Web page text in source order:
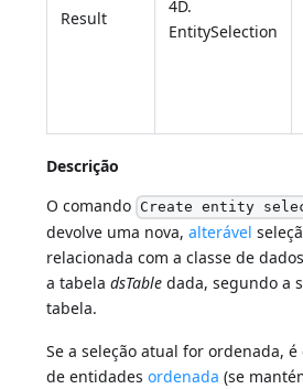
Result
4D.
EntitySelection
Descrição
O comando Create entity
devolve uma nova,alterável
relacionada com a classe de
a tabeladsTable dada, segundo a
tabela.
Se a seleção atual for ordenada,
de entidadesordenada (se